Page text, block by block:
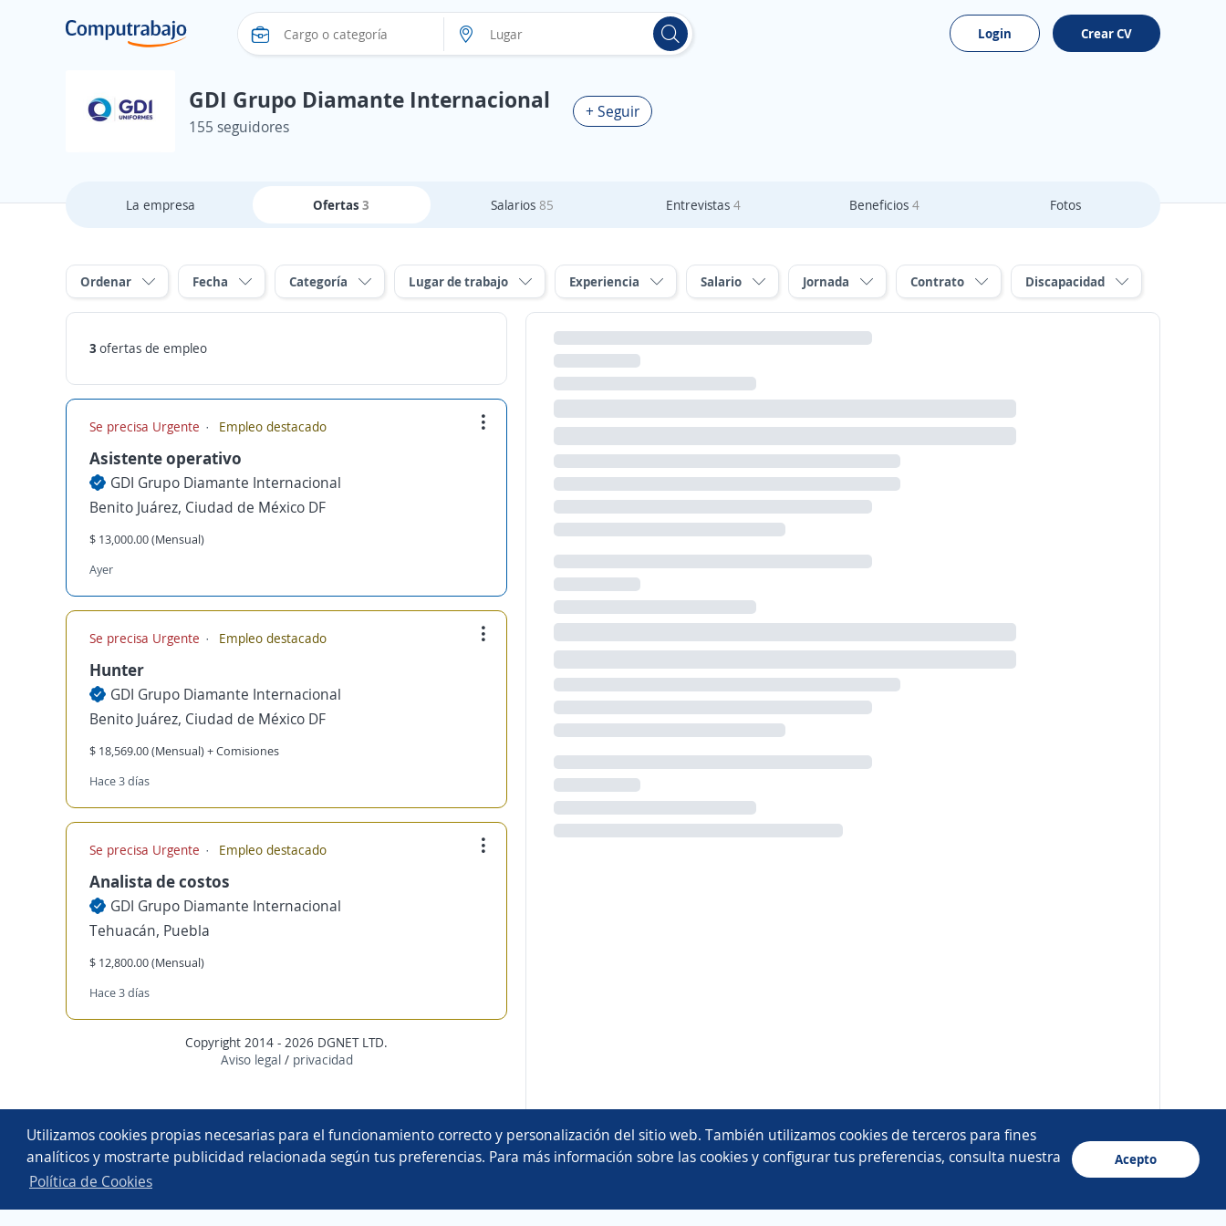
Utilizamos cookies propias necesarias para el funcionamiento correcto y personalización del sitio web. También utilizamos cookies de terceros para fines
analíticos y mostrarte publicidad relacionada según tus preferencias. Para más información sobre las cookies y configurar tus preferencias, consulta nuestra
Política de Cookies
Acepto
Login Crear CV
GDI Grupo Diamante Internacional
155 seguidores
+ Seguir
La empresa Ofertas3 Salarios85 Entrevistas4 Beneficios 4 Fotos
Ordenar Fecha Categoría Lugar de trabajo Experiencia Salario Jornada Contrato Discapacidad
3 ofertas de empleo
Se precisa Urgente Empleo destacado
Asistente operativo
GDI Grupo Diamante Internacional
Benito Juárez, Ciudad de México DF
$ 13,000.00 (Mensual)
Ayer
Se precisa Urgente Empleo destacado
Hunter
GDI Grupo Diamante Internacional
Benito Juárez, Ciudad de México DF
$ 18,569.00 (Mensual) + Comisiones
Hace 3 días
Se precisa Urgente Empleo destacado
Analista de costos
GDI Grupo Diamante Internacional
Tehuacán, Puebla
$ 12,800.00 (Mensual)
Hace 3 días
Copyright 2014 - 2026 DGNET LTD.
Aviso legal/ privacidad